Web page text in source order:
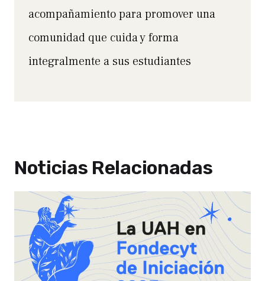
acompañamiento para promover una
comunidad que cuida y forma
integralmente a sus estudiantes
Noticias Relacionadas